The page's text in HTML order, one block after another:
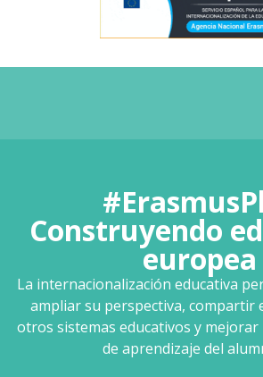
Construyendo
europea
La internacionalización educativa
ampliar su perspectiva, compartir
otros sistemas educativos y
de aprendizaje del